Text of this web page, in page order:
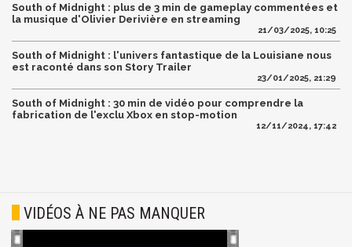
South of Midnight : plus de 3 min de gameplay commentées et
la musique d'Olivier Derivière en streaming
21/03/2025, 10:25
South of Midnight : l'univers fantastique de la Louisiane nous
est raconté dans son Story Trailer
23/01/2025, 21:29
South of Midnight : 30 min de vidéo pour comprendre la
fabrication de l'exclu Xbox en stop-motion
12/11/2024, 17:42
VIDÉOS À NE PAS MANQUER